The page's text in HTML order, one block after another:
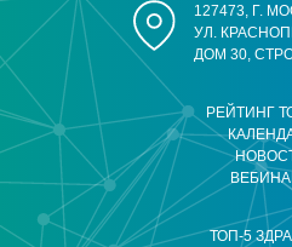
РЕЙТИНГ
ТОП-5
127473, Г.
УЛ.
ДОМ 30,